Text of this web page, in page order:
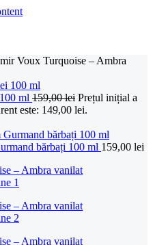
Voux Turquoise – Ambra
ml 159,00lei Prețul inițial a
este: 149,00 lei.
bărbați 100 ml 159,00 lei